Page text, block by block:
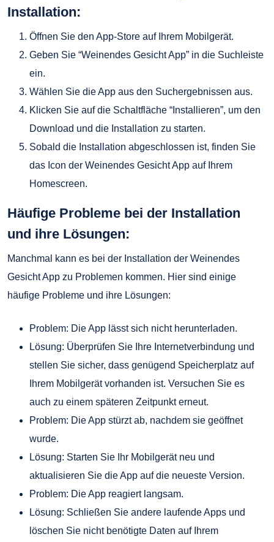
Installation:
Öffnen Sie den App-Store auf Ihrem Mobilgerät.
Geben Sie “Weinendes Gesicht App” in die Suchleiste
ein.
Wählen Sie die App aus den Suchergebnissen aus.
Klicken Sie auf die Schaltfläche “Installieren”, um den
Download und die Installation zu starten.
Sobald die Installation abgeschlossen ist, finden Sie
das Icon der Weinendes Gesicht App auf Ihrem
Homescreen.
Häufige Probleme bei der Installation
und ihre Lösungen:
Manchmal kann es bei der Installation der Weinendes
Gesicht App zu Problemen kommen. Hier sind einige
häufige Probleme und ihre Lösungen:
Problem: Die App lässt sich nicht herunterladen.
Lösung: Überprüfen Sie Ihre Internetverbindung und
stellen Sie sicher, dass genügend Speicherplatz auf
Ihrem Mobilgerät vorhanden ist. Versuchen Sie es
auch zu einem späteren Zeitpunkt erneut.
Problem: Die App stürzt ab, nachdem sie geöffnet
wurde.
Lösung: Starten Sie Ihr Mobilgerät neu und
aktualisieren Sie die App auf die neueste Version.
Problem: Die App reagiert langsam.
Lösung: Schließen Sie andere laufende Apps und
löschen Sie nicht benötigte Daten auf Ihrem